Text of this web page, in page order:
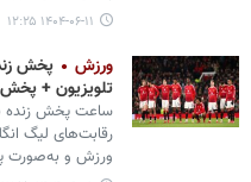
۱۴۰۴-۰۶-۱۱ ۱۲:۲۵
ورزش
پخش
تلویزیون + پخش
ساعت پخش زنده
ورزش و به‌صورت